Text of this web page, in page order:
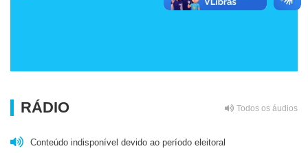
RÁDIO Todos os áudios
Conteúdo indisponível devido ao período eleitoral